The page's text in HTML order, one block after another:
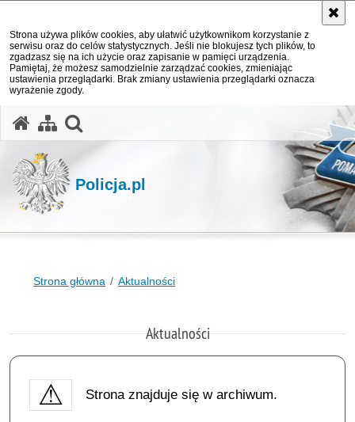
Strona używa plików cookies, aby ułatwić użytkownikom korzystanie z
serwisu oraz do celów statystycznych. Jeśli nie blokujesz tych plików, to
zgadzasz się na ich użycie oraz zapisanie w pamięci urządzenia.
Pamiętaj, że możesz samodzielnie zarządzać cookies, zmieniając
ustawienia przeglądarki. Brak zmiany ustawienia przeglądarki oznacza
wyrażenie zgody.
Policja.pl
Strona główna Aktualności
Aktualności
Strona znajduje się w archiwum.